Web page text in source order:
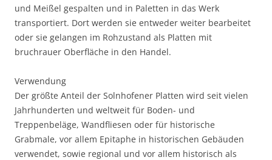
und Meißel gespalten und in Paletten in das Werk
transportiert. Dort werden sie entweder weiter bearbeitet
oder sie gelangen im Rohzustand als Platten mit
bruchrauer Oberfläche in den Handel.
Verwendung
Der größte Anteil der Solnhofener Platten wird seit vielen
Jahrhunderten und weltweit für Boden- und
Treppenbeläge, Wandfliesen oder für historische
Grabmale, vor allem Epitaphe in historischen Gebäuden
verwendet, sowie regional und vor allem historisch als